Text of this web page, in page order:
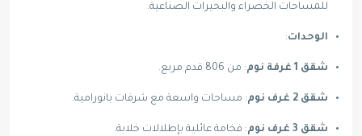
للمساحات الخضراء والبحيرات الصناعية.
الوحدات:
شقق 1 غرفة نوم : من 806 قدم مربع.
شقق 2 غرف نوم : مساحات واسعة مع شرفات بانورامية.
شقق 3 غرف نوم : فخامة عائلية بإطلالات خلابة.